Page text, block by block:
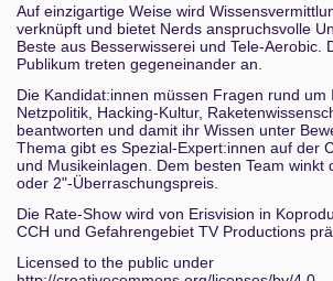
All Artistic Performers with
Projekt Bucketchallenge
Wie fliegt man eigentlich Flugzeuge?
Hacking Disasters - eine
Chaos-Community
Cat ears were just the
onesies & what it taught me
Privacy-preserving (health) data
Auf einzigartige Weise wird
verknüpft und bietet Nerds anspruchsvolle
Beste aus Besserwisserei und Tele-Aerobic.
Publikum treten gegeneinander an.
Die Kandidat:innen müssen Fragen rund um
Netzpolitik, Hacking-Kultur,
beantworten und damit ihr Wissen unter
Thema gibt es Spezial-Expert:innen auf der
und Musikeinlagen. Dem besten Team winkt
oder 2"-Überraschungspreis.
Die Rate-Show wird von Erisvision in
CCH und Gefahrengebiet TV Productions
Licensed to the public under